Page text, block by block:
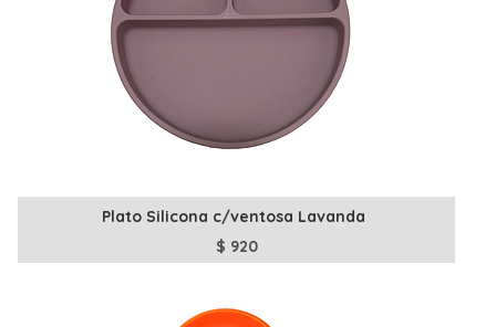
Plato Silicona c/ventosa Lavanda
$ 920